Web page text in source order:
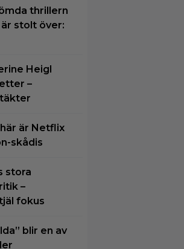
thrillern
stolt över:
Heigl
–
är Netflix
skådis
stora
–
fokus
blir en av